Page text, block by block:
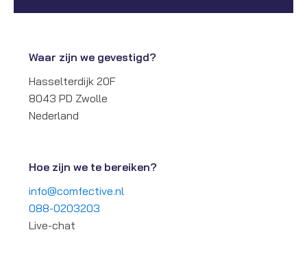
Waar zijn we gevestigd?
Hasselterdijk 20F
8043 PD Zwolle
Nederland
Hoe zijn we te bereiken?
info@comfective.nl
088-0203203
Live-chat